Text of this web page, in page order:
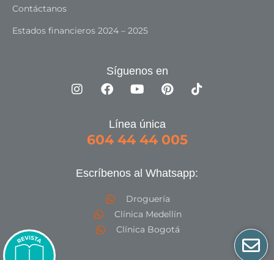
Contáctanos
Estados financieros 2024 – 2025
Síguenos en
Línea única
604 44 44 005
Escríbenos al Whatsapp:
Droguería
Clínica Medellín
Clínica Bogotá